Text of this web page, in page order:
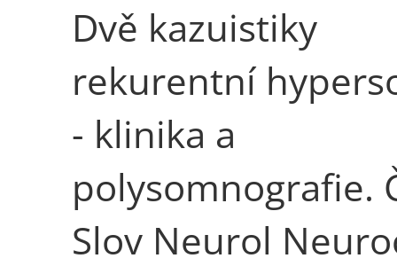
Dvě kazuistiky
rekurentní
- klinika a
polysomnografie.
Slov Neurol